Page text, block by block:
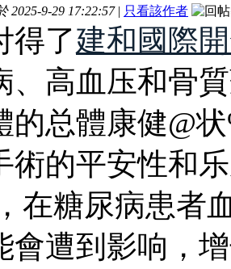
2025-9-29 17:22:57 | 只看該作者
得了建和國際
、高血压和骨
的总體康健@
術的平安性和
在糖尿病患者
會遭到影响，